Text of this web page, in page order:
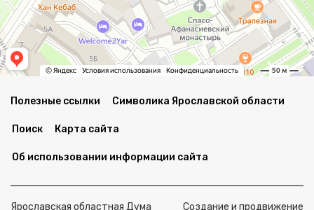
Полезные ссылки Символика Ярославской области
Поиск Карта сайта
Об использовании информации сайта
Ярославская областная Дума Создание и продвижение